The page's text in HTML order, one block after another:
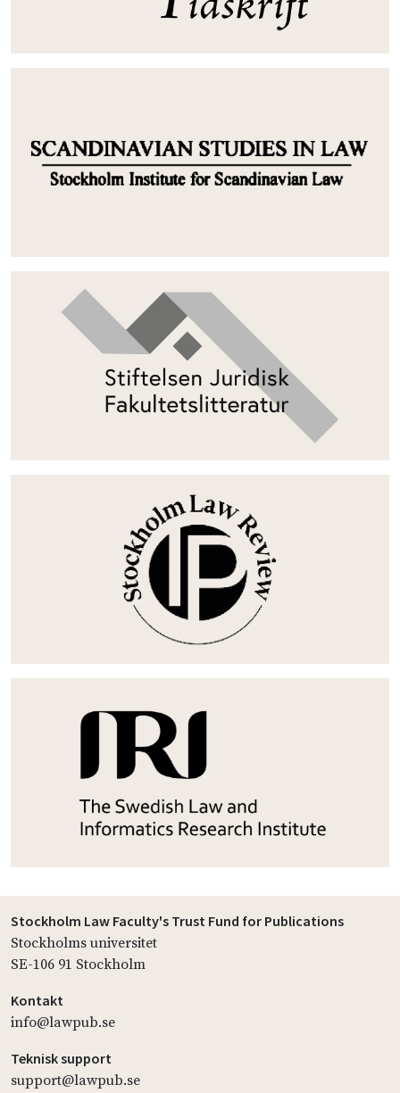
Stockholm Law Faculty's Trust Fund for Publications
Stockholms universitet
SE-106 91 Stockholm
Kontakt
info@lawpub.se
Teknisk support
support@lawpub.se